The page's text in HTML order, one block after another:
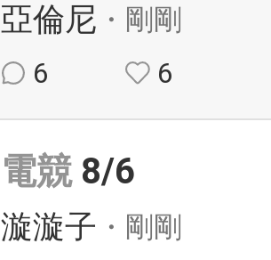
亞倫尼 ・剛剛
6
6
電競 8/6
漩漩子 ・剛剛